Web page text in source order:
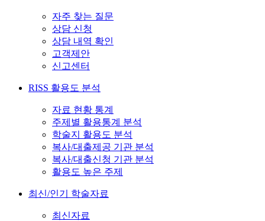
자주 찾는 질문
상담 신청
상담 내역 확인
고객제안
신고센터
RISS 활용도 분석
자료 현황 통계
주제별 활용통계 분석
학술지 활용도 분석
복사/대출제공 기관 분석
복사/대출신청 기관 분석
활용도 높은 주제
최신/인기 학술자료
최신자료